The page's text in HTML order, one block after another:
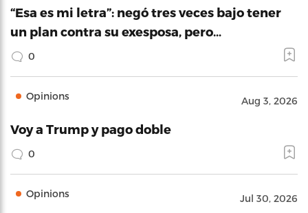
“Esa es mi letra”: negó tres veces bajo tener
un plan contra su exesposa, pero…
0
Opinions Aug 3, 2026
Voy a Trump y pago doble
0
Opinions Jul 30, 2026